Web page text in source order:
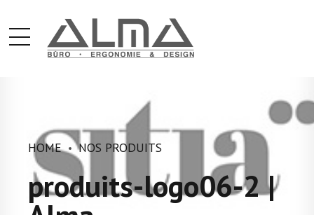
HOME NOS PRODUITS
produits-logo06-2 |